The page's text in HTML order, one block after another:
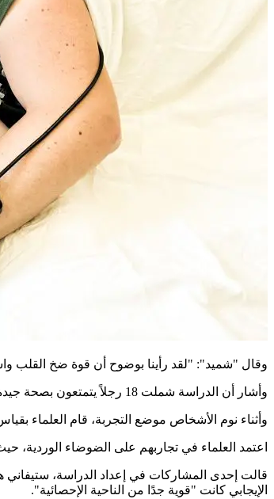
وقال "شميد": "لقد رأينا بوضوح أن قوة ضخ القلب
وأشار أن الدراسة شملت 18 رجلاً يتمتعون بصحة جيدة تتراوح أعمارهم بين 30 و57 عامًا، أمضوا 3 ليال غير متتالية في مختبر النوم.
وأثناء نوم الأشخاص موضع التجربة، قام العلماء بقياس نشاط
اعتمد العلماء في تجاربهم على الضوضاء الوردية،
قالت إحدى المشاركات في إعداد الدراسة، ستيفاني
الإيجابي كانت "قوية جدًا من الناحية الإحصائية".